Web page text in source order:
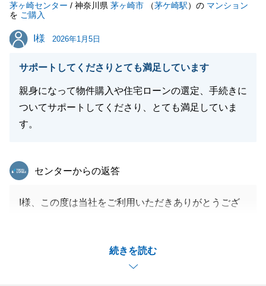
新生活のスタート、心よりお祝い申し上げます。
何かお困り事がございましたらその際はご連絡頂けま
すと幸いです。
閉じる
茅ヶ崎センター / 神奈川県 茅ヶ崎市 （茅ケ崎駅）の マンション
を ご購入
I様
I様 2026年1月5日
サポートしてくださりとても満足しています
親身になって物件購入や住宅ローンの選定、手続きに
ついてサポートしてくださり、とても満足していま
す。
続きを読む
東急リバブル
センターからの返答
I様、この度は当社をご利用いただきありがとうござ
とができて良かったです。
リフォーム工事を終えられましたら、是非ご挨拶にお